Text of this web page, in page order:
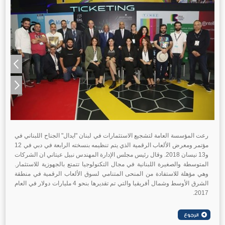
رعت المؤسسة العامة لتشجيع الاستثمارات في لبنان "ايدال" الجناح اللبناني في
مؤتمر ومعرض الألعاب الرقمية الذي يتم تنظيمه بنسخته الرابعة في دبي في 12
و13 نيسان 2018. وقال رئيس مجلس الإدارة المهندس نبيل عيتاني ان الشركات
المتوسطة والصغيرة اللبنانية في مجال التكنولوجيا تتمتع بالجهوزية للاستثمار.
وهي مؤهلة للاستفادة من المنحى المتنامي لسوق الألعاب الرقمية في منطقة
الشرق الأوسط وشمال أفريقيا والتي تم تقديرها بنحو 4 مليارات دولار في العام
2017.